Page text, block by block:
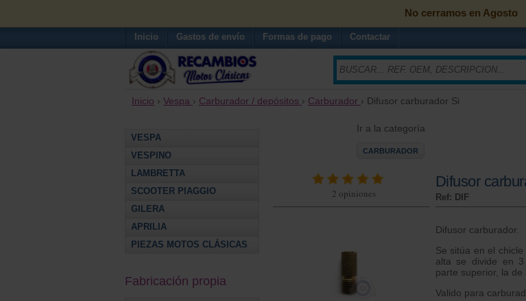
No cerramos en Agosto
Inicio Gastos de envío Formas de pago Contactar
Inicio › Vespa › Carburador / depósitos › Carburador › Difusor carburador Si
VESPA
VESPINO
LAMBRETTA
SCOOTER PIAGGIO
GILERA
APRILIA
PIEZAS MOTOS CLÁSICAS
Fabricación propia
Ir a la categoría
CARBURADOR
2 opiniones
Difusor
Ref: DIF
Difusor carburador.
Se sitúa en el
alta se divide en
parte superior, la de
Valido para